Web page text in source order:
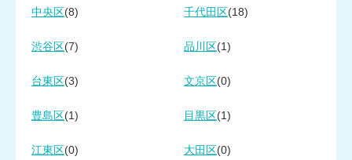
中央区 (8) 千代田区 (18)
渋谷区 (7) 品川区 (1)
台東区 (3) 文京区 (0)
豊島区 (1) 目黒区 (1)
江東区 (0) 大田区 (0)